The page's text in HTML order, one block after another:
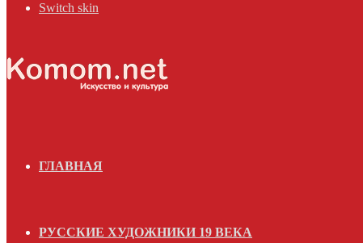
Switch skin
ГЛАВНАЯ
РУССКИЕ ХУДОЖНИКИ 19 ВЕКА